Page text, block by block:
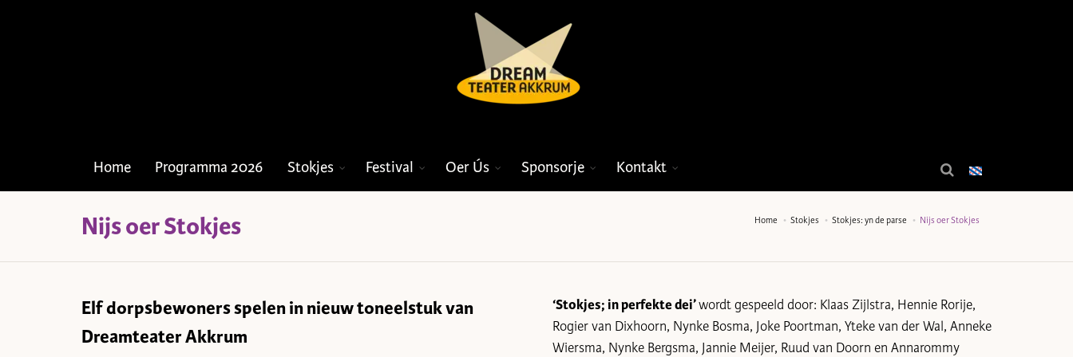
Home Programma 2026 Stokjes Festival Oer Ús Sponsorje Kontakt
Home Stokjes Stokjes: yn de parse Nijs oer Stokjes
Nijs oer Stokjes
Elf dorpsbewoners spelen in nieuw toneelstuk van
Dreamteater Akkrum
‘Stokjes; in perfekte dei’wordt gespeeld door: Klaas Zijlstra, Hennie Rorije,
Rogier van Dixhoorn, Nynke Bosma, Joke Poortman, Yteke van der Wal, Anneke
Wiersma, Nynke Bergsma, Jannie Meijer, Ruud van Doorn en Annarommy